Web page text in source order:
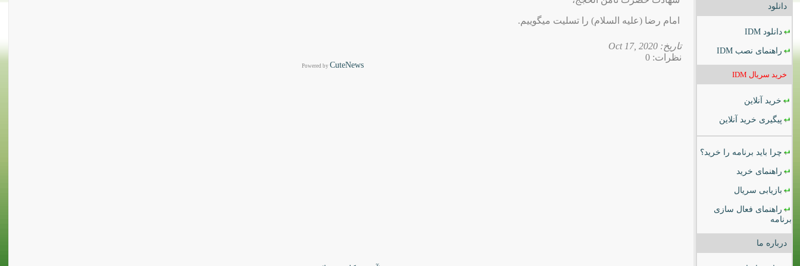
دانلود
دانلودIDM
راهنمای نصبIDM
خرید سریال IDM
خرید آنلاین
پیگیری خرید آنلاین
چرا باید برنامه را خرید؟
راهنمای خرید
بازیابی سریال
راهنمای فعال سازی
برنامه
درباره ما
امام رضا (علیه السلام) را تسلیت میگوییم.
تاریخ: 2020 ,Oct 17
نظرات: 0
Powered by CuteNews